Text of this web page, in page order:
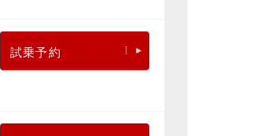
試乗予約